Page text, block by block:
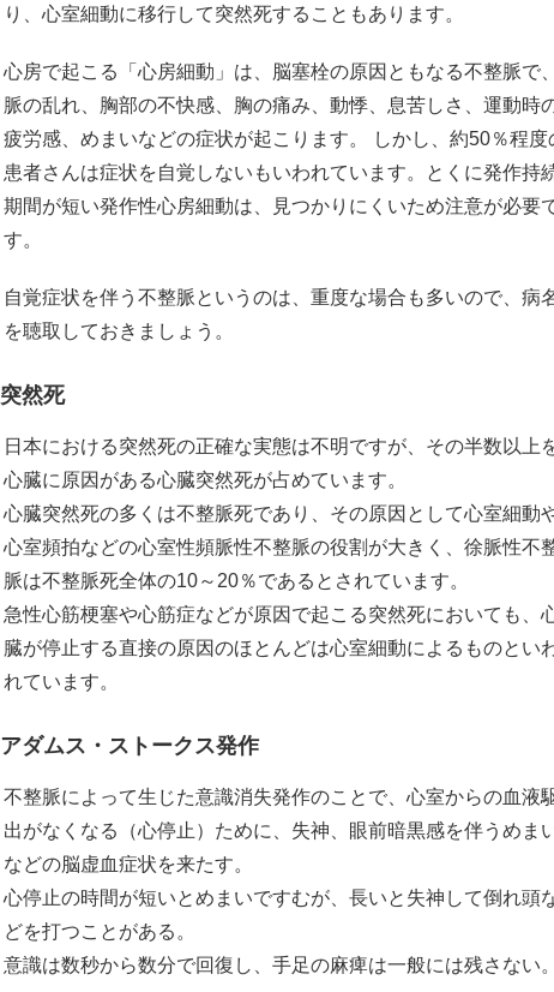
り、心室細動に移行して突然死することもあります。
心房で起こる「心房細動」は、脳塞栓の原因ともなる不整脈で、
脈の乱れ、胸部の不快感、胸の痛み、動悸、息苦しさ、運動時
疲労感、めまいなどの症状が起こります。 しかし、約50％程度
患者さんは症状を自覚しないもいわれています。とくに発作持
期間が短い発作性心房細動は、見つかりにくいため注意が必要
す。
自覚症状を伴う不整脈というのは、重度な場合も多いので、病
を聴取しておきましょう。
突然死
日本における突然死の正確な実態は不明ですが、その半数以上
心臓に原因がある心臓突然死が占めています。
心臓突然死の多くは不整脈死であり、その原因として心室細動
心室頻拍などの心室性頻脈性不整脈の役割が大きく、徐脈性不
脈は不整脈死全体の10～20％であるとされています。
急性心筋梗塞や心筋症などが原因で起こる突然死においても、
臓が停止する直接の原因のほとんどは心室細動によるものとい
れています。
アダムス・ストークス発作
不整脈によって生じた意識消失発作のことで、心室からの血液
出がなくなる（心停止）ために、失神、眼前暗黒感を伴うめま
などの脳虚血症状を来たす。
心停止の時間が短いとめまいですむが、長いと失神して倒れ頭
どを打つことがある。
意識は数秒から数分で回復し、手足の麻痺は一般には残さない。